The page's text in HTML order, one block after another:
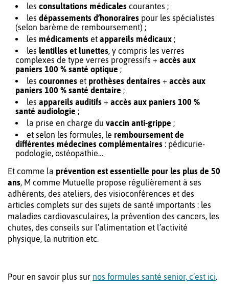
les consultations médicales courantes ;
les dépassements d’honoraires pour les spécialistes
(selon barème de remboursement) ;
les médicaments et appareils médicaux ;
les lentilles et lunettes, y compris les verres
complexes de type verres progressifs + accès aux
paniers 100 % santé optique ;
les couronnes et prothèses dentaires + accès aux
paniers 100 % santé dentaire ;
les appareils auditifs + accès aux paniers 100 %
santé audiologie ;
la prise en charge du vaccin anti-grippe ;
et selon les formules, le remboursement de
différentes médecines complémentaires : pédicurie-
podologie, ostéopathie…
Et comme la prévention est essentielle pour les plus de 50
ans, M comme Mutuelle propose régulièrement à ses
adhérents, des ateliers, des visioconférences et des
articles complets sur des sujets de santé importants : les
maladies cardiovasculaires, la prévention des cancers, les
chutes, des conseils sur l’alimentation et l’activité
physique, la nutrition etc.
Pour en savoir plus sur nos formules santé senior, c’est ici.